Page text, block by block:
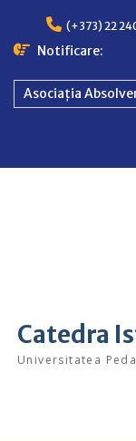
content
(+373) 22
Notificare:
Asociația
Catedra
Universitatea